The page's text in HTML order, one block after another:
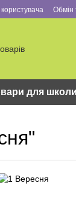
Обмін
для школи